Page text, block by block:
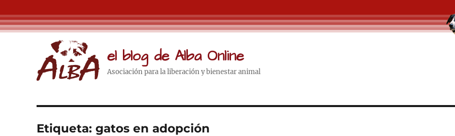
el blog de Alba Online
Asociación para la liberación y bienestar animal
Etiqueta: gatos en adopción